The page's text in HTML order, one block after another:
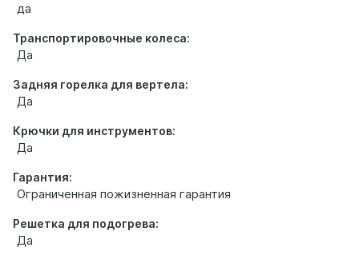
да
Транспортировочные колеса:
Да
Задняя горелка для вертела:
Да
Крючки для инструментов:
Да
Гарантия:
Ограниченная пожизненная гарантия
Решетка для подогрева:
Да